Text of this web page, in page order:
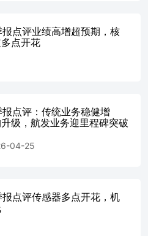
系人：李智电话：0371-65585629
外环路10号18楼地址：上海浦东新
22楼 ⚫产品升级叠加费用管控，公
要由于高毛利产品快速放量，公司
年公司净利率为11.95%，同比
，2025年公司期间费用率13.19%，
、管理、研发、财务费用率分别为
有效措施，实现效率提升、管理效
益AIDC浪潮与海外拓展，增长动能
务内燃机零部件板块稳步增长，是
点评业绩高增超预期，核
点开花
点评：传统业务稳健增
级，航发业务迎里程碑突破
04-25
点评传感器多点开花，机